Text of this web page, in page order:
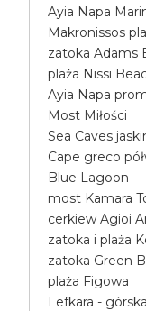
Ayia Napa
Makronissos
zatoka Adams
plaża Nissi
Ayia Napa
Most Miłości
Sea Caves
Cape greco
Blue Lagoon
most Kamara
cerkiew Agioi
zatoka i plaża
zatoka Green
plaża Figowa
Lefkara -